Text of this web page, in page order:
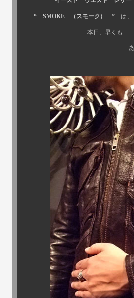
“ SMOKE （スモーク） ” は、
本日、早くも
ありがとうござ